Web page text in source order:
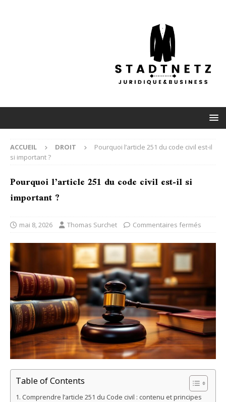
ACCUEIL DROIT
Pourquoi l’article 251 du code civil est-il
si important ?
Pourquoi l’article 251 du code civil est-il si
important ?
mai 8, 2026 Thomas Surchet Commentaires fermés
Table of Contents
Comprendre l’article 251 du Code civil : contenu et principes